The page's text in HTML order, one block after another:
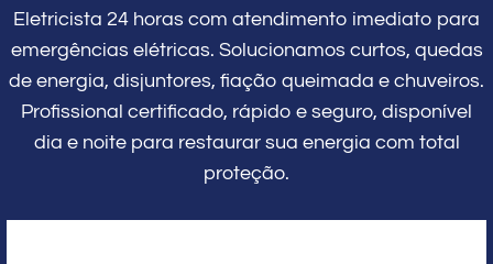
Eletricista 24 horas com atendimento imediato para
emergências elétricas. Solucionamos curtos, quedas
de energia, disjuntores, fiação queimada e chuveiros.
Profissional certificado, rápido e seguro, disponível
dia e noite para restaurar sua energia com total
proteção.